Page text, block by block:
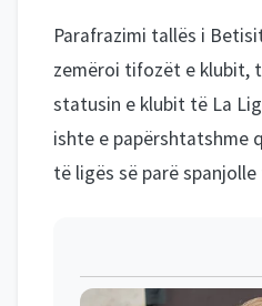
Parafrazimi tallës i
zemëroi tifozët e klubit,
statusin e klubit të La
ishte e papërshtatshme
të ligës së parë